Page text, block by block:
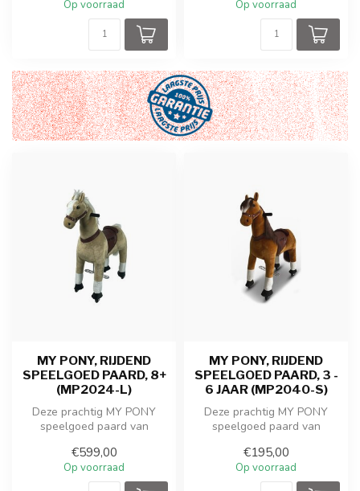
Op voorraad Op voorraad
MY PONY, RIJDEND
SPEELGOED PAARD, 8+
(MP2024-L)
Deze prachtig MY PONY
speelgoed paard van
galopperende...
€599,00
Op voorraad
MY PONY, RIJDEND
SPEELGOED PAARD, 3 -
6 JAAR (MP2040-S)
Deze prachtig MY PONY
speelgoed paard van
galopperende...
€195,00
Op voorraad